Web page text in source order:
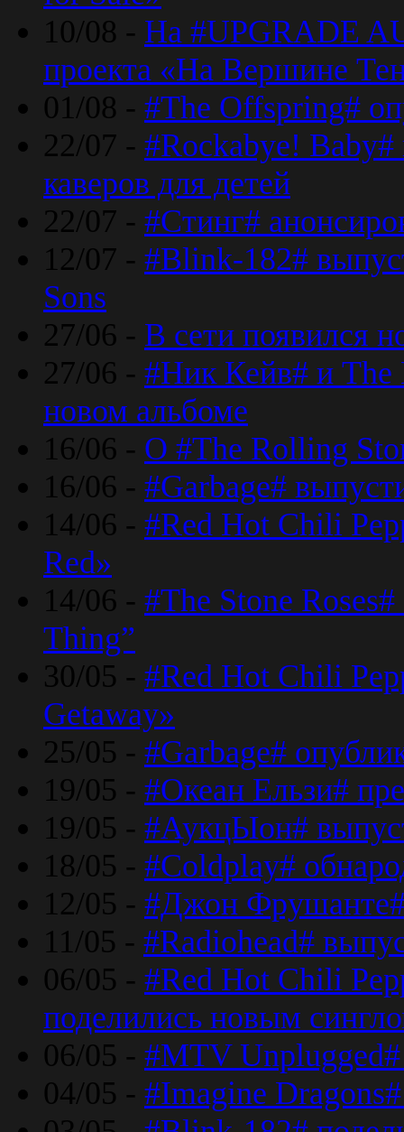
10/08 - На #UPGRADE
проекта «На Вершине
01/08 - #The Offspring#
22/07 - #Rockabye!
каверов для детей
22/07 - #Стинг#
12/07 - #Blink-182#
Sons
27/06 - В сети появился
27/06 - #Ник Кейв# и The
новом альбоме
16/06 - О #The Rolling
16/06 - #Garbage#
14/06 - #Red Hot Chili
Red»
14/06 - #The Stone
Thing”
30/05 - #Red Hot Chili
Getaway»
25/05 - #Garbage#
19/05 - #Океан Ельзи#
19/05 - #АукцЫон#
18/05 - #Coldplay#
12/05 - #Джон
11/05 - #Radiohead#
06/05 - #Red Hot Chili
поделились новым
06/05 - #MTV Unplugged#
04/05 - #Imagine